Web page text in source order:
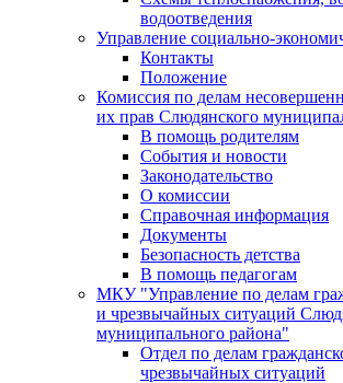
водоотведения
Управление социально-
Контакты
Положение
Комиссия по делам
их прав Слюдянского
В помощь родителям
События и новости
Законодательство
О комиссии
Справочная информация
Документы
Безопасность детства
В помощь педагогам
МКУ "Управление по делам
и чрезвычайных ситуаций
муниципального района"
Отдел по делам
чрезвычайных ситуаций